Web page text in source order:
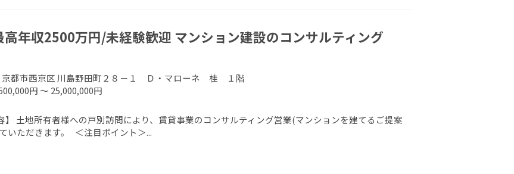
年収2500万円/未経験歓迎 マンション建設のコンサルティング
京都市西京区 川島野田町２８－１ Ｄ・マローネ 桂 １階
円 ～ 25,000,000円
】 土地所有者様への戸別訪問により、賃貸事業のコンサルティング営業(マンションを建てるご提案
いただきます。 ＜注目ポイント＞...